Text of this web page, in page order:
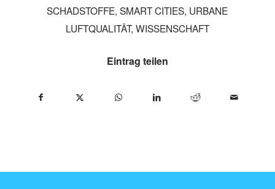
SCHADSTOFFE,SMART CITIES, URBANE
LUFTQUALITÄT, WISSENSCHAFT
Eintrag teilen